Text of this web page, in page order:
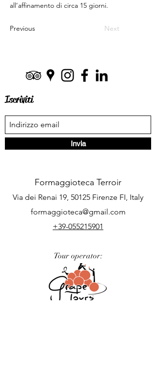
all’affinamento di circa 15 giorni.
Previous Next
Iscriviti
Invia
Formaggioteca Terroir
Via dei Renai 19, 50125 Firenze FI, Italy
formaggioteca@gmail.com
+39-055215901
Tour operator: